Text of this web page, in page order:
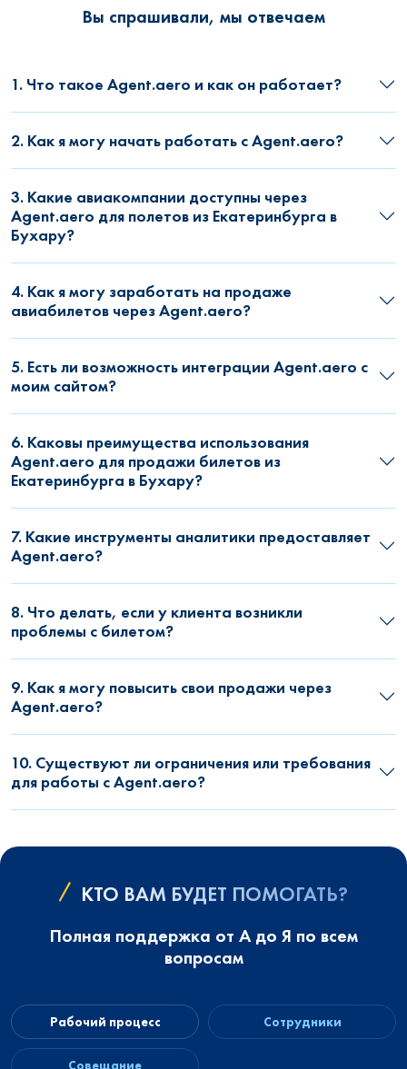
Вы спрашивали, мы отвечаем
1. Что такое Agent.aero и как он работает?
2. Как я могу начать работать с Agent.aero?
3. Какие авиакомпании доступны через
Agent.aero для полетов из Екатеринбурга в
Бухару?
4. Как я могу заработать на продаже
авиабилетов через Agent.aero?
5. Есть ли возможность интеграции Agent.aero с
моим сайтом?
6. Каковы преимущества использования
Agent.aero для продажи билетов из
Екатеринбурга в Бухару?
7. Какие инструменты аналитики предоставляет
Agent.aero?
8. Что делать, если у клиента возникли
проблемы с билетом?
9. Как я могу повысить свои продажи через
Agent.aero?
10. Существуют ли ограничения или требования
для работы с Agent.aero?
КТО ВАМ БУДЕТ ПОМОГАТЬ?
Полная поддержка от А до Я по всем
вопросам
Рабочий процесс Сотрудники
Совещание